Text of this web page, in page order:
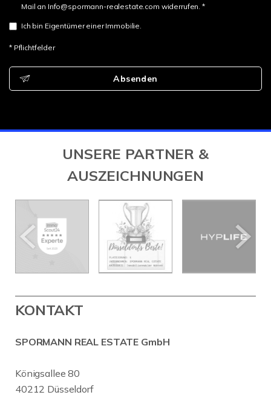
Mail an Info@spormann-realestate.com widerrufen. *
Ich bin Eigentümer einer Immobilie.
* Pflichtfelder
Absenden
UNSERE PARTNER &
AUSZEICHNUNGEN
KONTAKT
SPORMANN REAL ESTATE GmbH
Königsallee 80
40212 Düsseldorf